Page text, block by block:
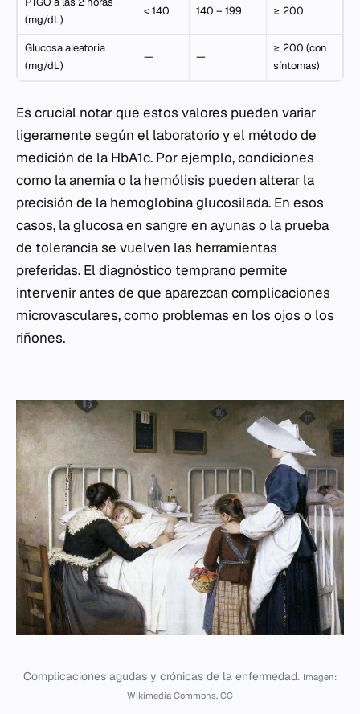
(mg/dL)
< 140 140 – 199 ≥ 200
Glucosa aleatoria
(mg/dL)
— —
≥ 200 (con
síntomas)
Es crucial notar que estos valores pueden variar
ligeramente según el laboratorio y el método de
medición de la HbA1c. Por ejemplo, condiciones
como la anemia o la hemólisis pueden alterar la
precisión de la hemoglobina glucosilada. En esos
casos, la glucosa en sangre en ayunas o la prueba
de tolerancia se vuelven las herramientas
preferidas. El diagnóstico temprano permite
intervenir antes de que aparezcan complicaciones
microvasculares, como problemas en los ojos o los
riñones.
Complicaciones agudas y crónicas de la enfermedad. Imagen:
Wikimedia Commons, CC